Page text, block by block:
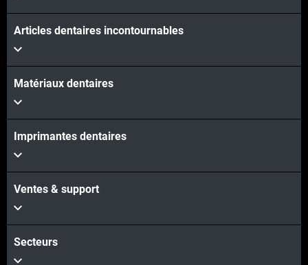
Articles dentaires incontournables
Matériaux dentaires
Imprimantes dentaires
Ventes & support
Secteurs